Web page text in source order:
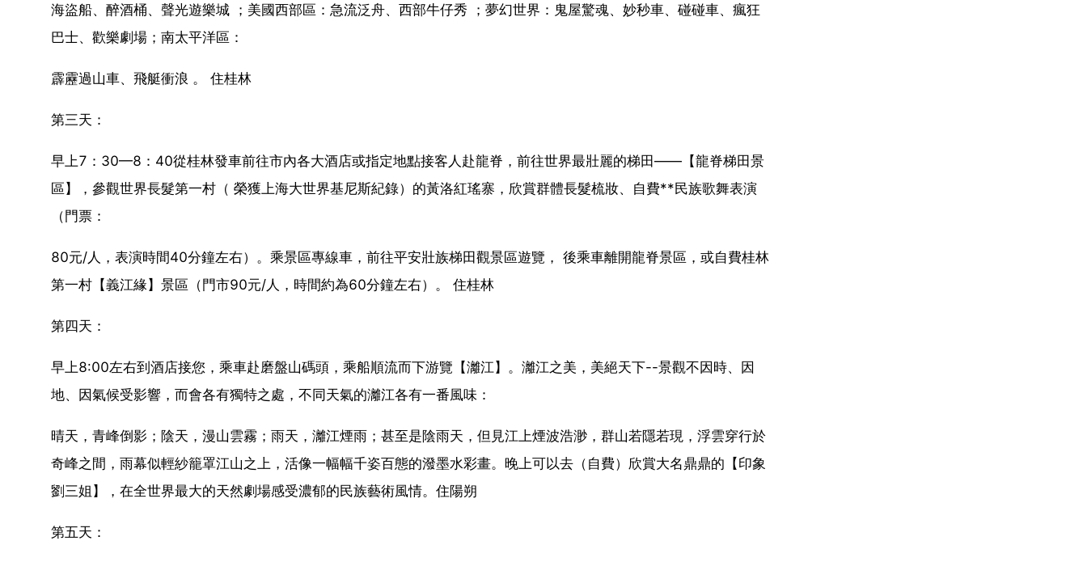
海盜船、醉酒桶、聲光遊樂城 ；美國西部區：急流泛舟、西部牛仔秀 ；夢幻世界：鬼屋驚魂、妙秒車、碰碰車、瘋狂
巴士、歡樂劇場；南太平洋區：
霹靂過山車、飛艇衝浪 。 住桂林
第三天：
早上7：30—8：40從桂林發車前往市內各大酒店或指定地點接客人赴龍脊，前往世界最壯麗的梯田——【龍脊梯田景
區】，參觀世界長髮第一村（ 榮獲上海大世界基尼斯紀錄）的黃洛紅瑤寨，欣賞群體長髮梳妝、自費**民族歌舞表演
（門票：
80元/人，表演時間40分鐘左右）。乘景區專線車，前往平安壯族梯田觀景區遊覽， 後乘車離開龍脊景區，或自費桂林
第一村【義江緣】景區（門市90元/人，時間約為60分鐘左右）。 住桂林
第四天：
早上8:00左右到酒店接您，乘車赴磨盤山碼頭，乘船順流而下游覽【灕江】。灕江之美，美絕天下--景觀不因時、因
地、因氣候受影響，而會各有獨特之處，不同天氣的灕江各有一番風味：
晴天，青峰倒影；陰天，漫山雲霧；雨天，灕江煙雨；甚至是陰雨天，但見江上煙波浩渺，群山若隱若現，浮雲穿行於
奇峰之間，雨幕似輕紗籠罩江山之上，活像一幅幅千姿百態的潑墨水彩畫。晚上可以去（自費）欣賞大名鼎鼎的【印象
劉三姐】，在全世界最大的天然劇場感受濃郁的民族藝術風情。住陽朔
第五天：